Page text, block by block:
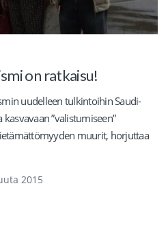
on ratkaisu!
uudelleen tulkintoihin Saudi-
”valistumiseen”
muurit, horjuttaa
2015